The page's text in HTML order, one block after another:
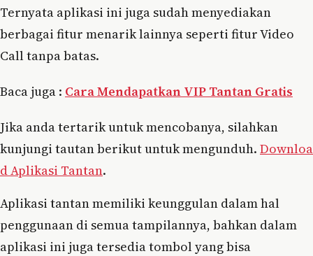
Ternyata aplikasi ini juga sudah menyediakan
berbagai fitur menarik lainnya seperti fitur Video
Call tanpa batas.
Baca juga : Cara Mendapatkan VIP Tantan Gratis
Jika anda tertarik untuk mencobanya, silahkan
kunjungi tautan berikut untuk mengunduh. Downloa
d Aplikasi Tantan.
Aplikasi tantan memiliki keunggulan dalam hal
penggunaan di semua tampilannya, bahkan dalam
aplikasi ini juga tersedia tombol yang bisa